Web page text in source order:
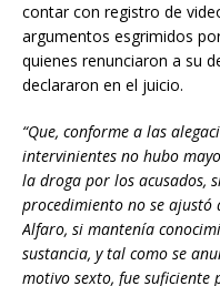
contar con registro de
argumentos esgrimidos
quienes renunciaron a su
declararon en el juicio.
“Que, conforme a las
intervinientes no hubo
la droga por los acusados,
procedimiento no se ajustó
Alfaro, si mantenía
sustancia, y tal como se
motivo sexto, fue